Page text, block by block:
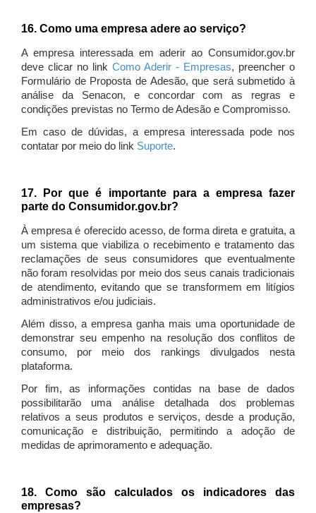
16. Como uma empresa adere ao serviço?
A empresa interessada em aderir ao Consumidor.gov.br
deve clicar no link Como Aderir - Empresas, preencher o
Formulário de Proposta de Adesão, que será submetido à
análise da Senacon, e concordar com as regras e
condições previstas no Termo de Adesão e Compromisso.
Em caso de dúvidas, a empresa interessada pode nos
contatar por meio do link Suporte.
17. Por que é importante para a empresa fazer
parte do Consumidor.gov.br?
À empresa é oferecido acesso, de forma direta e gratuita, a
um sistema que viabiliza o recebimento e tratamento das
reclamações de seus consumidores que eventualmente
não foram resolvidas por meio dos seus canais tradicionais
de atendimento, evitando que se transformem em litígios
administrativos e/ou judiciais.
Além disso, a empresa ganha mais uma oportunidade de
demonstrar seu empenho na resolução dos conflitos de
consumo, por meio dos rankings divulgados nesta
plataforma.
Por fim, as informações contidas na base de dados
possibilitarão uma análise detalhada dos problemas
relativos a seus produtos e serviços, desde a produção,
comunicação e distribuição, permitindo a adoção de
medidas de aprimoramento e adequação.
18. Como são calculados os indicadores das
empresas?